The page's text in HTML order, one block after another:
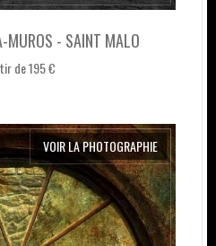
MUROS - SAINT MALO
de 195 €
VOIR LA PHOTOGRAPHIE